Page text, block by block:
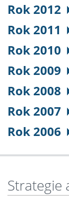
Rok 2012
Rok 2011
Rok 2010
Rok 2009
Rok 2008
Rok 2007
Rok 2006
Strategie